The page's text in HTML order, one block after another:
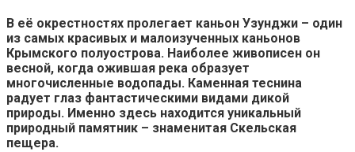
В её окрестностях пролегает каньон Узунджи – один
из самых красивых и малоизученных каньонов
Крымского полуострова. Наиболее живописен он
весной, когда ожившая река образует
многочисленные водопады. Каменная теснина
радует глаз фантастическими видами дикой
природы. Именно здесь находится уникальный
природный памятник – знаменитая Скельская
пещера.